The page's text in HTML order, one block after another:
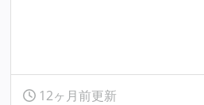
12ヶ月前更新